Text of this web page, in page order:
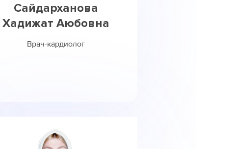
Сайдарханова
Хадижат Аюбовна
Врач-кардиолог